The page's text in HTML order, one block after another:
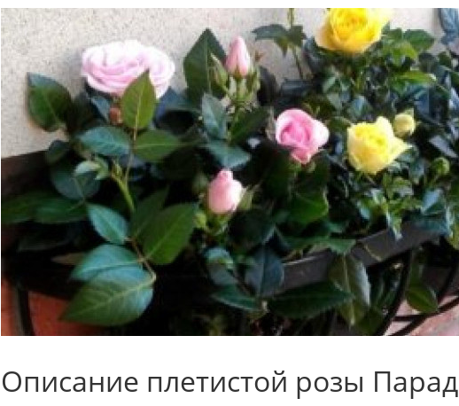
Описание плетистой розы Парад